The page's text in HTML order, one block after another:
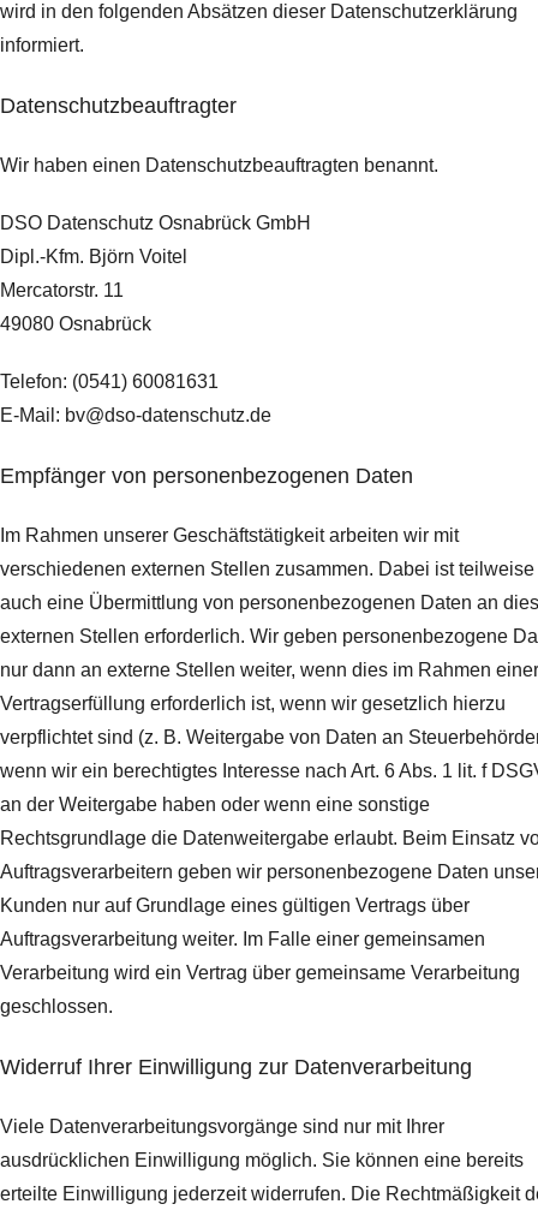
wird in den folgenden Absätzen dieser Datenschutzerklärung
informiert.
Datenschutz­beauftragter
Wir haben einen Datenschutzbeauftragten benannt.
DSO Datenschutz Osnabrück GmbH
Dipl.-Kfm. Björn Voitel
Mercatorstr. 11
49080 Osnabrück
Telefon: (0541) 60081631
E-Mail: bv@dso-datenschutz.de
Empfänger von personenbezogenen Daten
Im Rahmen unserer Geschäftstätigkeit arbeiten wir mit
verschiedenen externen Stellen zusammen. Dabei ist teilweise
auch eine Übermittlung von personenbezogenen Daten an
externen Stellen erforderlich. Wir geben personenbezogene
nur dann an externe Stellen weiter, wenn dies im Rahmen einer
Vertragserfüllung erforderlich ist, wenn wir gesetzlich hierzu
verpflichtet sind (z. B. Weitergabe von Daten an
wenn wir ein berechtigtes Interesse nach Art. 6 Abs. 1 lit. f
an der Weitergabe haben oder wenn eine sonstige
Rechtsgrundlage die Datenweitergabe erlaubt. Beim Einsatz
Auftragsverarbeitern geben wir personenbezogene Daten
Kunden nur auf Grundlage eines gültigen Vertrags über
Auftragsverarbeitung weiter. Im Falle einer gemeinsamen
Verarbeitung wird ein Vertrag über gemeinsame Verarbeitung
geschlossen.
Widerruf Ihrer Einwilligung zur Datenverarbeitung
Viele Datenverarbeitungsvorgänge sind nur mit Ihrer
ausdrücklichen Einwilligung möglich. Sie können eine bereits
erteilte Einwilligung jederzeit widerrufen. Die Rechtmäßigkeit